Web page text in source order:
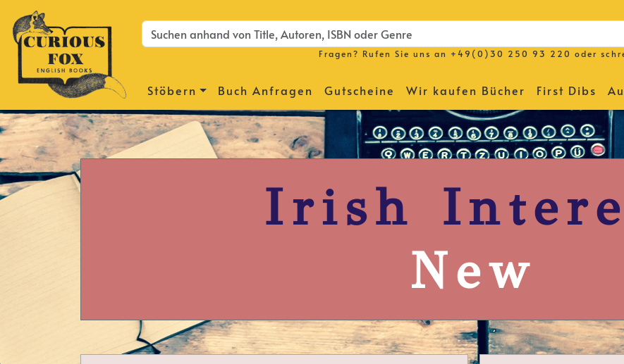
Fragen? Rufen Sie uns an +49(0)30 250 93 220 oder
Stöbern Buch Anfragen Gutscheine Wir kaufen Bücher First Dibs
Irish
New